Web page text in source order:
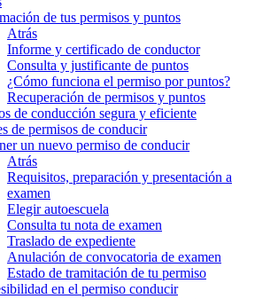
de tus permisos y puntos
Atrás
Informe y certificado de conductor
Consulta y justificante de puntos
¿Cómo funciona el permiso por puntos?
Recuperación de permisos y puntos
de conducción segura y eficiente
de permisos de conducir
un nuevo permiso de conducir
Atrás
Requisitos, preparación y presentación a
examen
Elegir autoescuela
Consulta tu nota de examen
Traslado de expediente
Anulación de convocatoria de examen
Estado de tramitación de tu permiso
en el permiso conducir